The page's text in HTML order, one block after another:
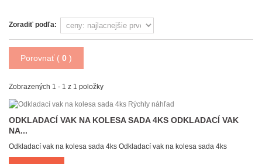
Zoradiť podľa:
Porovnať ( 0 )
Zobrazených 1 - 1 z 1 položky
Rýchly náhľad
ODKLADACÍ VAK NA KOLESA SADA 4KS ODKLADACÍ VAK
NA...
Odkladací vak na kolesa sada 4ks Odkladací vak na kolesa sada 4ks